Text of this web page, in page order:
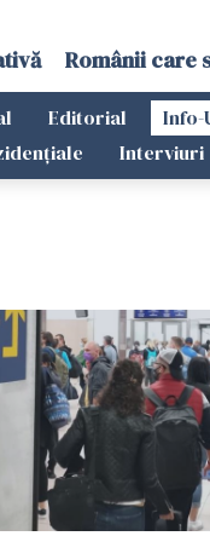
Românii care
Editorial
Info-
Interviuri